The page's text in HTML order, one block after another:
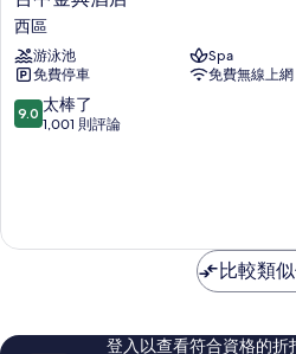
中
金
典
酒
店
西
西區
游泳池
Spa
免費停車
免費無線上網
9.0
分，
棒
評
9.0 太棒了
1,001 則評論
比較類
登入以查看符合資格的折